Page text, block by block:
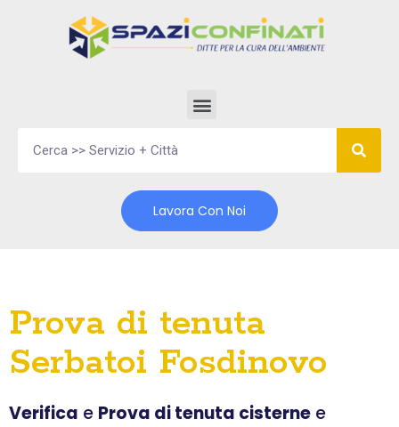
Lavora Con Noi
Prova di tenuta
Serbatoi Fosdinovo
Verifica e Prova di tenuta cisterne e